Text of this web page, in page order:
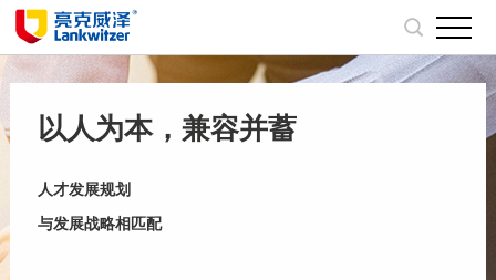
以人为本，兼容并蓄
人才发展规划
与发展战略相匹配